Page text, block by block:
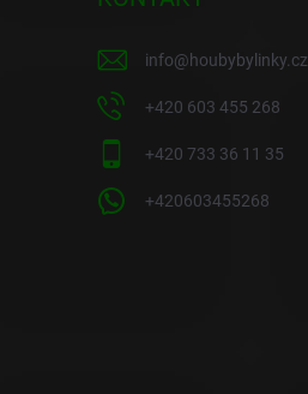
info@houbybylinky.cz
+420 603 455 268
+420 733 36 11 35
+420603455268